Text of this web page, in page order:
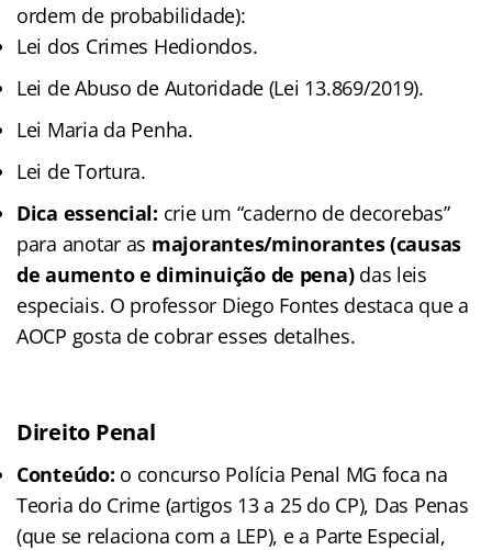
ordem de probabilidade):
Lei dos Crimes Hediondos.
Lei de Abuso de Autoridade (Lei 13.869/2019).
Lei Maria da Penha.
Lei de Tortura.
Dica essencial: crie um “caderno de decorebas”
para anotar as majorantes/minorantes (causas
de aumento e diminuição de pena)das leis
especiais. O professor Diego Fontes destaca que a
AOCP gosta de cobrar esses detalhes.
Direito Penal
Conteúdo: o concurso Polícia Penal MG foca na
Teoria do Crime (artigos 13 a 25 do CP), Das Penas
(que se relaciona com a LEP), e a Parte Especial,